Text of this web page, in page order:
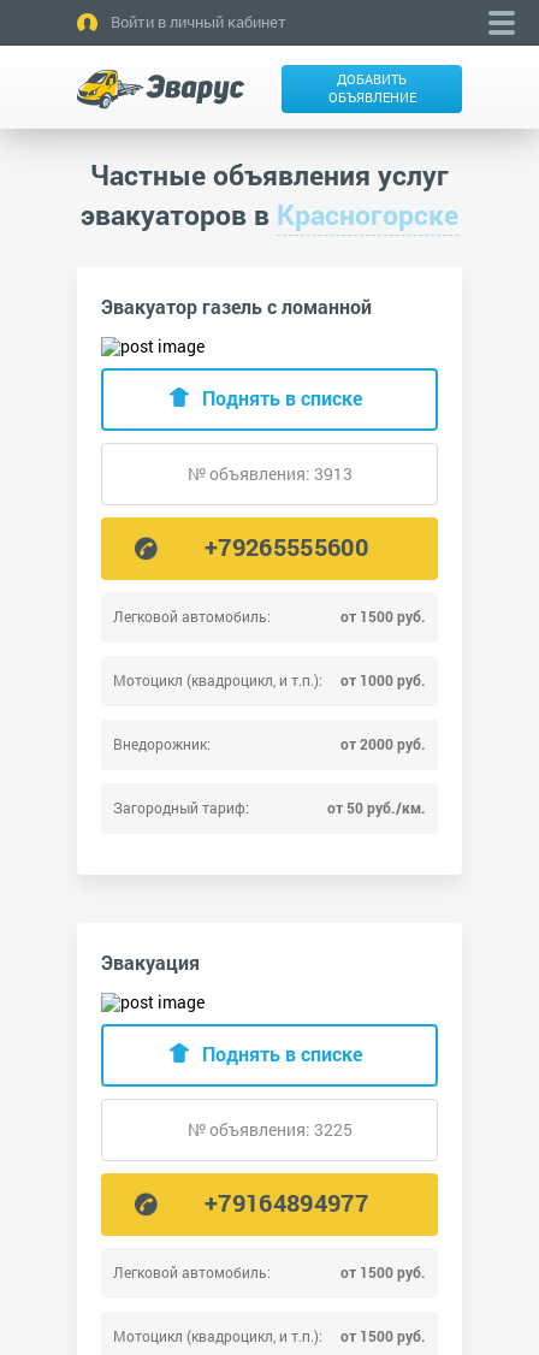
Войти в личный кабинет
ДОБАВИТЬ
ОБЪЯВЛЕНИЕ
Частные объявления услуг
эвакуаторов в Красногорске
Эвакуатор газель с ломанной
Легковой автомобиль: от 1500 руб.
Мотоцикл (квадроцикл, и т.п.): от 1000 руб.
Внедорожник: от 2000 руб.
Загородный тариф: от 50 руб./км.
Поднять в списке
№ объявления: 3913
+79265555600
Эвакуация
Легковой автомобиль: от 1500 руб.
Мотоцикл (квадроцикл, и т.п.): от 1500 руб.
Поднять в списке
№ объявления: 3225
+79164894977